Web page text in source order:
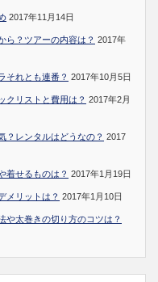
2017年11月14日
ら？ツアーの内容は？ 2017年
それとも連番？ 2017年10月5日
クリストと費用は？ 2017年2月
？レンタルはどうなの？ 2017
着せるものは？ 2017年1月19日
メリットは？ 2017年1月10日
や太巻きの切り方のコツは？